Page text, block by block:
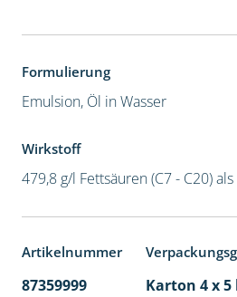
Formulierung
Emulsion, Öl in Wasser
Wirkstoff
479,8 g/l Fettsäuren (C7 - C20)
Artikelnummer
87359999 Karton 4 x